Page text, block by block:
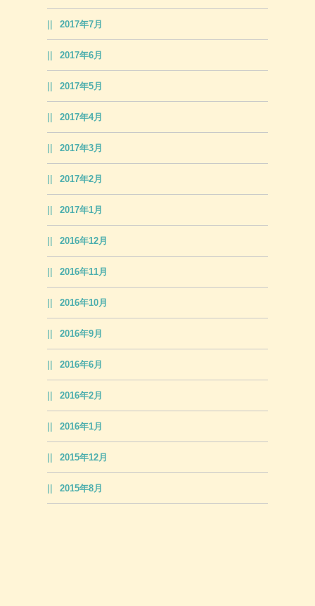
2017年7月
2017年6月
2017年5月
2017年4月
2017年3月
2017年2月
2017年1月
2016年12月
2016年11月
2016年10月
2016年9月
2016年6月
2016年2月
2016年1月
2015年12月
2015年8月